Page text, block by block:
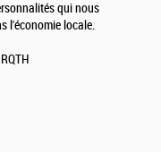
qui nous
l'économie locale.